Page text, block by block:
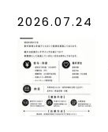
2026.07.24